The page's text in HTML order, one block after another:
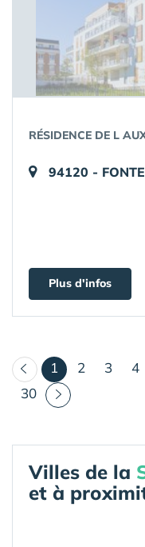
RÉSIDENCE DE L
94120 -
Plus d'infos
1 (courant)
2 3 4
30
Villes de la
et à